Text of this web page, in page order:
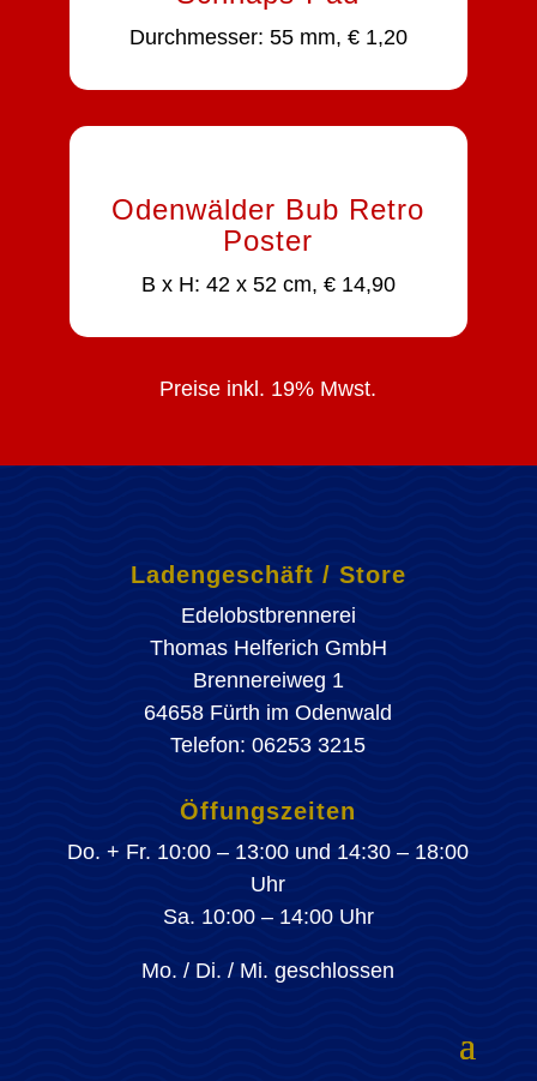
Durchmesser: 55 mm, € 1,20
Odenwälder Bub Retro
Poster
B x H: 42 x 52 cm, € 14,90
Preise inkl. 19% Mwst.
Ladengeschäft / Store
Edelobstbrennerei
Thomas Helferich GmbH
Brennereiweg 1
64658 Fürth im Odenwald
Telefon: 06253 3215
Öffungszeiten
Do. + Fr. 10:00 – 13:00 und 14:30 – 18:00
Uhr
Sa. 10:00 – 14:00 Uhr
Mo. / Di. / Mi. geschlossen